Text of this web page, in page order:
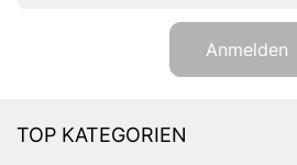
Anmelden
TOP KATEGORIEN